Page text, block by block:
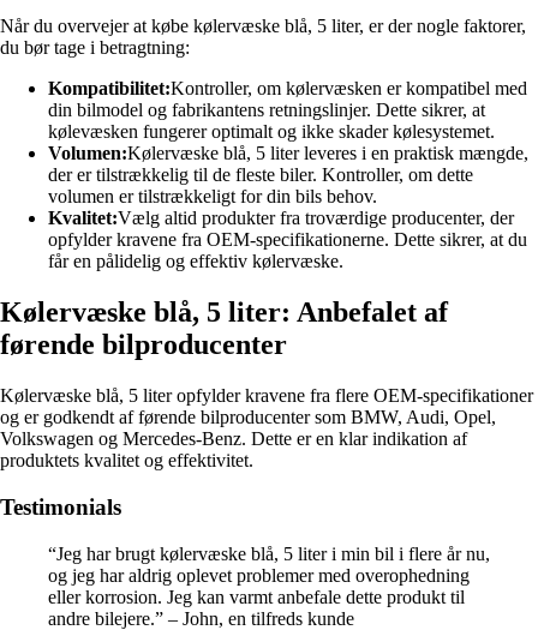
Når du overvejer at købe kølervæske blå, 5 liter, er der nogle faktorer,
du bør tage i betragtning:
Kompatibilitet:Kontroller, om kølervæsken er kompatibel med
din bilmodel og fabrikantens retningslinjer. Dette sikrer, at
kølevæsken fungerer optimalt og ikke skader kølesystemet.
Volumen:Kølervæske blå, 5 liter leveres i en praktisk mængde,
der er tilstrækkelig til de fleste biler. Kontroller, om dette
volumen er tilstrækkeligt for din bils behov.
Kvalitet:Vælg altid produkter fra troværdige producenter, der
opfylder kravene fra OEM-specifikationerne. Dette sikrer, at du
får en pålidelig og effektiv kølervæske.
Kølervæske blå, 5 liter: Anbefalet af
førende bilproducenter
Kølervæske blå, 5 liter opfylder kravene fra flere OEM-specifikationer
og er godkendt af førende bilproducenter som BMW, Audi, Opel,
Volkswagen og Mercedes-Benz. Dette er en klar indikation af
produktets kvalitet og effektivitet.
Testimonials
“Jeg har brugt kølervæske blå, 5 liter i min bil i flere år nu,
og jeg har aldrig oplevet problemer med overophedning
eller korrosion. Jeg kan varmt anbefale dette produkt til
andre bilejere.” – John, en tilfreds kunde